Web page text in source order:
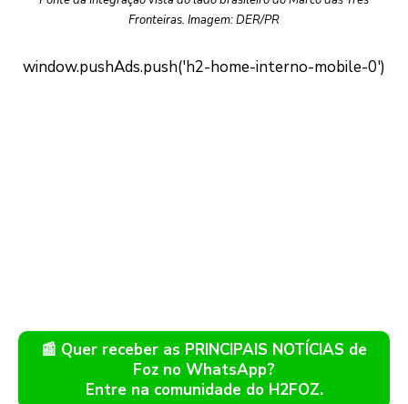
Fronteiras. Imagem: DER/PR
📰 Quer receber as PRINCIPAIS NOTÍCIAS de
Foz no WhatsApp?
Entre na comunidade do H2FOZ.